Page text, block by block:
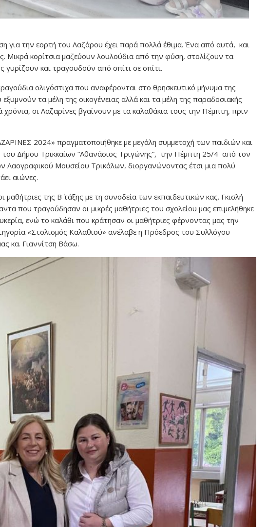
για την εορτή του Λαζάρου έχει παρά πολλά έθιμα. Ένα από αυτά, και
Μικρά κορίτσια μαζεύουν λουλούδια από την φύση, στολίζουν τα
γυρίζουν και τραγουδούν από σπίτι σε σπίτι.
ολιγόστιχα που αναφέρονται στο θρησκευτικό μήνυμα της
τα μέλη της οικογένειας αλλά και τα μέλη της παραδοσιακής
οι Λαζαρίνες βγαίνουν με τα καλαθάκια τους την Πέμπτη, πριν
2024» πραγματοποιήθηκε με μεγάλη συμμετοχή των παιδιών και
Δήμου Τρικκαίων “Αθανάσιος Τριγώνης”, την Πέμπτη 25/4 από τον
Λαογραφικού Μουσείου Τρικάλων, διοργανώνοντας έτσι μια πολύ
αιώνες.
της Β΄ τάξης με τη συνοδεία των εκπαιδευτικών κας. Γκισλή
που τραγούδησαν οι μικρές μαθήτριες του σχολείου μας επιμελήθηκε
ενώ το καλάθι που κράτησαν οι μαθήτριες φέρνοντας μας την
«Στολισμός Καλαθιού» ανέλαβε η Πρόεδρος του Συλλόγου
κα. Γιαννίτση Βάσω.